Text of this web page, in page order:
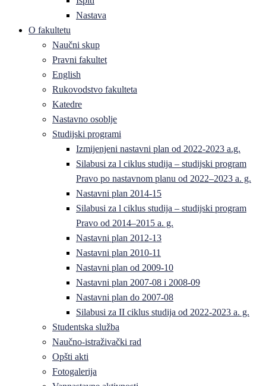
Nastava
O fakultetu
Naučni skup
Pravni fakultet
English
Rukovodstvo fakulteta
Katedre
Nastavno osoblje
Studijski programi
Izmijenjeni nastavni plan od 2022-2023 a.g.
Silabusi za l ciklus studija – studijski program
Pravo po nastavnom planu od 2022–2023 a. g.
Nastavni plan 2014-15
Silabusi za l ciklus studija – studijski program
Pravo od 2014–2015 a. g.
Nastavni plan 2012-13
Nastavni plan 2010-11
Nastavni plan od 2009-10
Nastavni plan 2007-08 i 2008-09
Nastavni plan do 2007-08
Silabusi za II ciklus studija od 2022-2023 a. g.
Studentska služba
Naučno-istraživački rad
Opšti akti
Fotogalerija